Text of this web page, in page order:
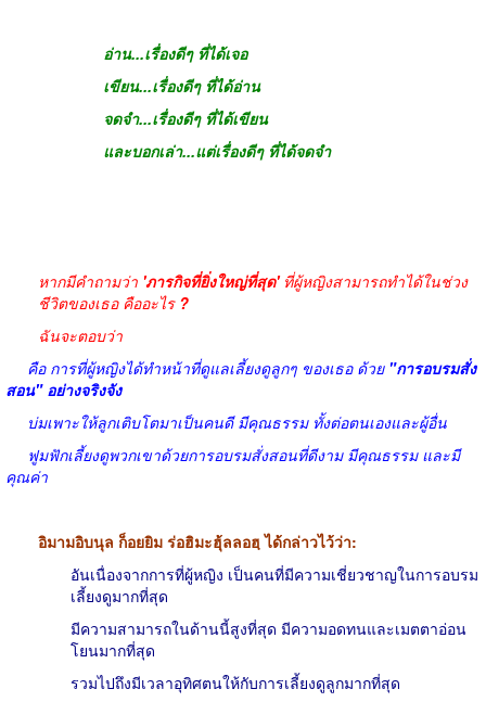
อ่าน...เรื่องดีๆ ที่ได้เจอ
เขียน...เรื่องดีๆ ที่ได้อ่าน
จดจำ...เรื่องดีๆ ที่ได้เขียน
และบอกเล่า...แต่เรื่องดีๆ ที่ได้จดจำ
หากมีคำถามว่า 'ภารกิจที่ยิ่งใหญ่ที่สุด'ที่ผู้หญิงสามารถทำได้ในช่วง
ชีวิตของเธอ คืออะไร ?
ฉันจะตอบว่า
คือ การที่ผู้หญิงได้ทำหน้าที่ดูแลเลี้ยงดูลูกๆ ของเธอ ด้วย "การอบรมสั่ง
สอน" อย่างจริงจัง
บ่มเพาะให้ลูกเติบโตมาเป็นคนดี มีคุณธรรม ทั้งต่อตนเองและผู้อื่น
ฟูมฟักเลี้ยงดูพวกเขาด้วยการอบรมสั่งสอนที่ดีงาม มีคุณธรรม และมี
คุณค่า
อิมามอิบนุล ก็อยยิม ร่อฮิมะฮุ้ลลอฮฺ ได้กล่าวไว้ว่า:
อันเนื่องจากการที่ผู้หญิง เป็นคนที่มีความเชี่ยวชาญในการอบรม
เลี้ยงดูมากที่สุด
มีความสามารถในด้านนี้สูงที่สุด มีความอดทนและเมตตาอ่อน
โยนมากที่สุด
รวมไปถึงมีเวลาอุทิศตนให้กับการเลี้ยงดูลูกมากที่สุด